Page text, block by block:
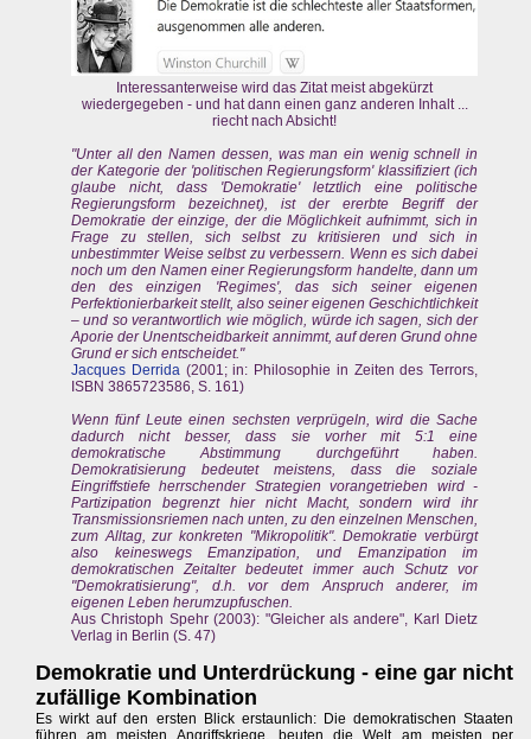
Interessanterweise wird das Zitat meist abgekürzt
wiedergegeben - und hat dann einen ganz anderen Inhalt ...
riecht nach Absicht!
"Unter all den Namen dessen, was man ein wenig schnell in
der Kategorie der 'politischen Regierungsform' klassifiziert (ich
glaube nicht, dass 'Demokratie' letztlich eine politische
Regierungsform bezeichnet), ist der ererbte Begriff der
Demokratie der einzige, der die Möglichkeit aufnimmt, sich in
Frage zu stellen, sich selbst zu kritisieren und sich in
unbestimmter Weise selbst zu verbessern. Wenn es sich dabei
noch um den Namen einer Regierungsform handelte, dann um
den des einzigen 'Regimes', das sich seiner eigenen
Perfektionierbarkeit stellt, also seiner eigenen Geschichtlichkeit
– und so verantwortlich wie möglich, würde ich sagen, sich der
Aporie der Unentscheidbarkeit annimmt, auf deren Grund ohne
Grund er sich entscheidet."
Jacques Derrida (2001; in: Philosophie in Zeiten des Terrors,
ISBN 3865723586, S. 161)
Wenn fünf Leute einen sechsten verprügeln, wird die Sache
dadurch nicht besser, dass sie vorher mit 5:1 eine
demokratische Abstimmung durchgeführt haben.
Demokratisierung bedeutet meistens, dass die soziale
Eingriffstiefe herrschender Strategien vorangetrieben wird -
Partizipation begrenzt hier nicht Macht, sondern wird ihr
Transmissionsriemen nach unten, zu den einzelnen Menschen,
zum Alltag, zur konkreten "Mikropolitik". Demokratie verbürgt
also keineswegs Emanzipation, und Emanzipation im
demokratischen Zeitalter bedeutet immer auch Schutz vor
"Demokratisierung", d.h. vor dem Anspruch anderer, im
eigenen Leben herumzupfuschen.
Aus Christoph Spehr (2003): "Gleicher als andere", Karl Dietz
Verlag in Berlin (S. 47)
Demokratie und Unterdrückung - eine gar nicht
zufällige Kombination
Es wirkt auf den ersten Blick erstaunlich: Die demokratischen Staaten
führen am meisten Angriffskriege, beuten die Welt am meisten per